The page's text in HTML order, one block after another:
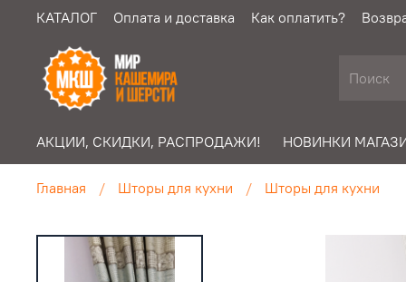
КАТАЛОГ Оплата и доставка Как оплатить?
АКЦИИ, СКИДКИ, РАСПРОДАЖИ! НОВИНКИ
Главная Шторы для кухни Шторы для кухни